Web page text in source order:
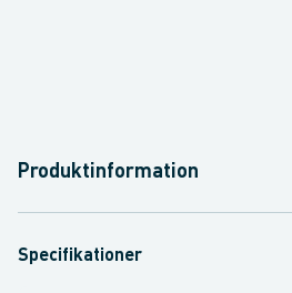
Produktinformation
Specifikationer